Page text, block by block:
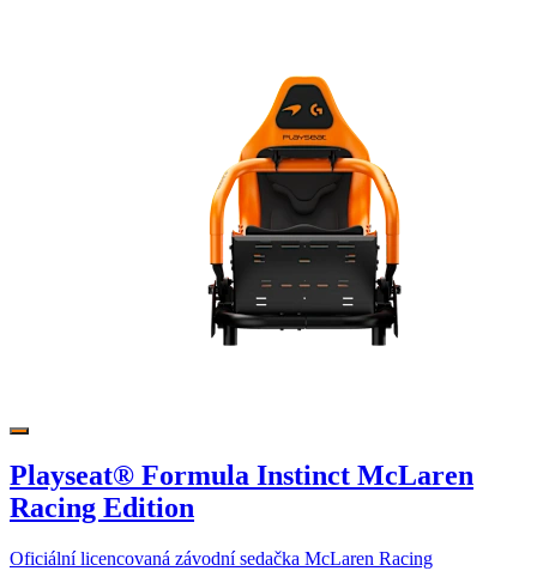
Playseat® Formula Instinct McLaren
Racing Edition
Oficiální licencovaná závodní sedačka McLaren Racing